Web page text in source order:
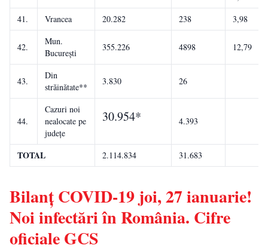
41.
Vrancea 20.282 238 3,98
42.
Mun.
București
355.226 4898 12,79
43.
Din
străinătate**
3.830 26
44.
Cazuri noi
nealocate pe
județe
30.954* 4.393
TOTAL 2.114.834 31.683
Bilanț COVID-19 joi, 27 ianuarie!
Noi infectări în România. Cifre
oficiale GCS